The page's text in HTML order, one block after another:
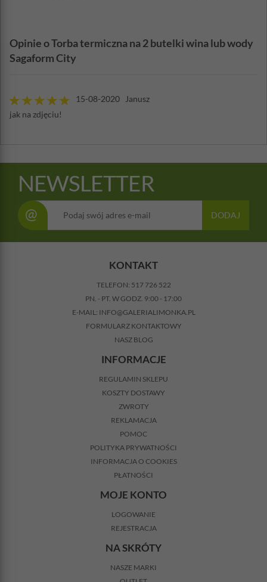
Opinie o Torba termiczna na 2 butelki wina lub wody
Sagaform City
15-08-2020 Janusz
jak na zdjęciu!
NEWSLETTER
@ DODAJ
KONTAKT
TELEFON: 517 726 522
PN. - PT. W GODZ. 9:00 - 17:00
E-MAIL: INFO@GALERIALIMONKA.PL
FORMULARZ KONTAKTOWY
NASZ BLOG
INFORMACJE
REGULAMIN SKLEPU
KOSZTY DOSTAWY
ZWROTY
REKLAMACJA
POMOC
POLITYKA PRYWATNOŚCI
INFORMACJA O COOKIES
PŁATNOŚCI
MOJE KONTO
LOGOWANIE
REJESTRACJA
NA SKRÓTY
NASZE MARKI